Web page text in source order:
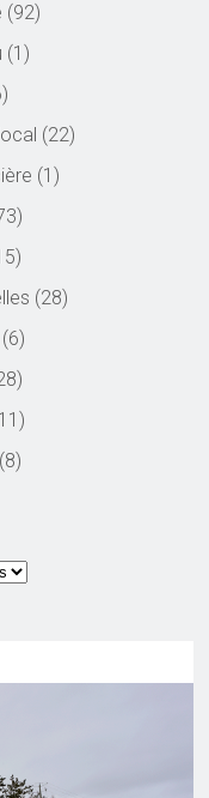
(92)
(1)
(22)
(1)
(28)
(6)
(8)